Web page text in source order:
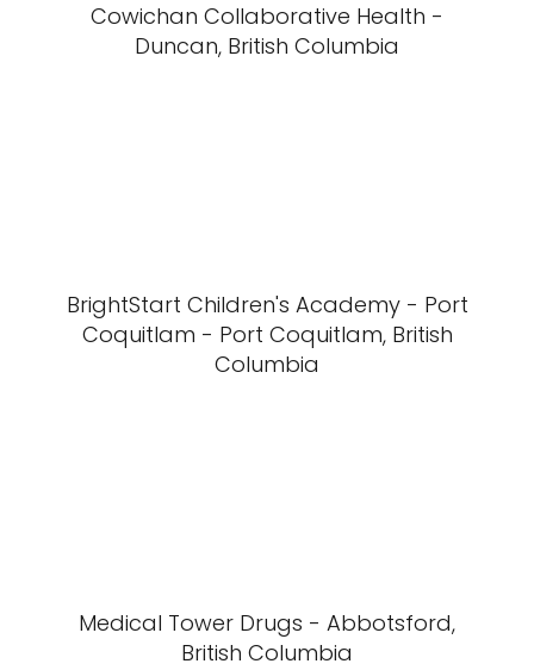
Cowichan Collaborative Health -
Duncan, British Columbia
BrightStart Children's Academy - Port
Coquitlam - Port Coquitlam, British
Columbia
Medical Tower Drugs - Abbotsford,
British Columbia